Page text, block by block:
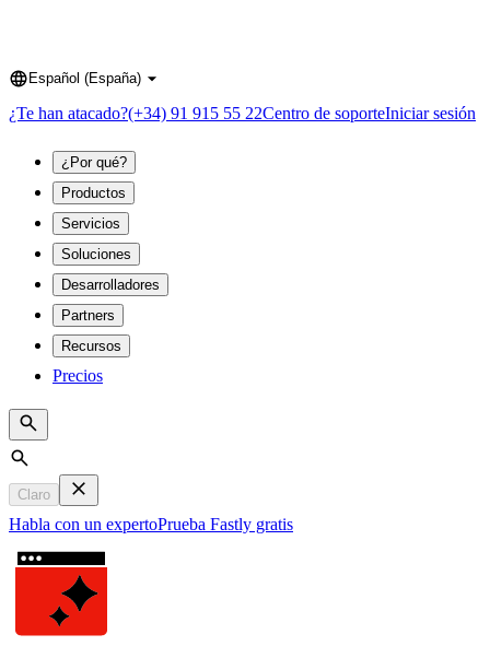
Language
Español (España)
¿Te han atacado?(+34) 91 915 55 22Centro de soporteIniciar sesión
¿Por qué?
Productos
Servicios
Soluciones
Desarrolladores
Partners
Recursos
Precios
Search
Claro
Habla con un expertoPrueba Fastly gratis